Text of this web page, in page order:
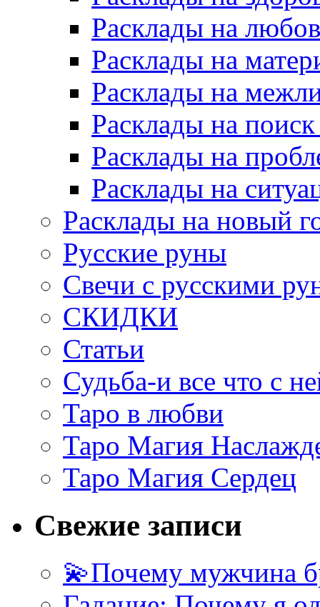
Расклады на
Расклады на
Расклады на
Расклады на
Расклады на
Расклады на
Расклады на новый
Русские руны
Свечи с русскими
СКИДКИ
Статьи
Судьба-и все что с
Таро в любви
Таро Магия
Таро Магия Сердец
Свежие записи
💫Почему мужчина